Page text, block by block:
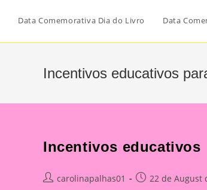
Data Comemorativa Dia do Livro Data
Incentivos educativos
Incentivos educativos
Postcarolinapalhas01
Post22 de August